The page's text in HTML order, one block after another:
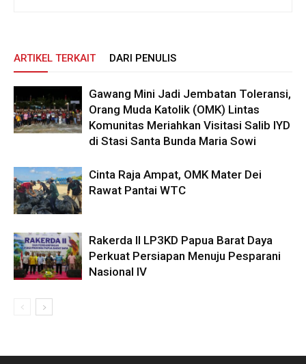
ARTIKEL TERKAIT DARI PENULIS
Gawang Mini Jadi Jembatan Toleransi,
Orang Muda Katolik (OMK) Lintas
Komunitas Meriahkan Visitasi Salib IYD
di Stasi Santa Bunda Maria Sowi
Cinta Raja Ampat, OMK Mater Dei
Rawat Pantai WTC
Rakerda II LP3KD Papua Barat Daya
Perkuat Persiapan Menuju Pesparani
Nasional IV